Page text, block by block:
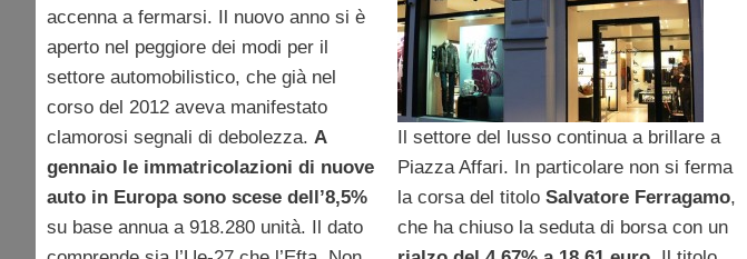
accenna a fermarsi. Il nuovo anno si è
aperto nel peggiore dei modi per il
settore automobilistico, che già nel
corso del 2012 aveva manifestato
clamorosi segnali di debolezza. A
gennaio le immatricolazioni di nuove
auto in Europa sono scese dell’8,5%
su base annua a 918.280 unità. Il dato
Il settore del lusso continua a brillare a
Piazza Affari. In particolare non si ferma
la corsa del titolo Salvatore Ferragamo,
che ha chiuso la seduta di borsa con un